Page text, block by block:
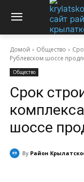
Домой Общество
Рублевском шоссе
Общество
Срок
шоссе
By Район